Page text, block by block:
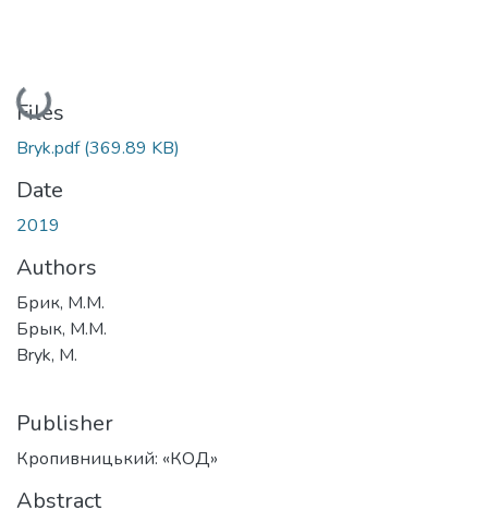
Loading...
Files
Bryk.pdf(369.89 KB)
Date
2019
Authors
Брик, М.М.
Брык, М.М.
Bryk, M.
Publisher
Кропивницький: «КОД»
Abstract